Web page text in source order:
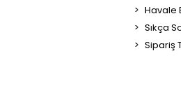
Havale
Sıkça
Sipariş